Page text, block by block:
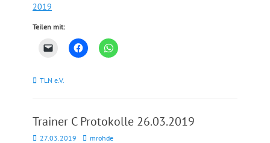
2019
Teilen mit:
Kategorien
TLN e.V.
Trainer C Protokolle 26.03.2019
Posted
27.03.2019 Autormrohde